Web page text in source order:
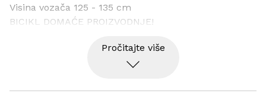
Visina vozača 125 - 135 cm
BICIKL DOMAĆE PROIZVODNJE!
Pročitajte više